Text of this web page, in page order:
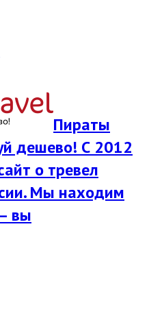
Пираты
дешево! С 2012
о тревел
Мы находим
вы